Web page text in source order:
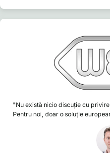
"Nu există nicio discuție cu
Pentru noi, doar o soluție